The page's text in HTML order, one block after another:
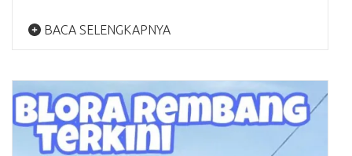
BACA SELENGKAPNYA